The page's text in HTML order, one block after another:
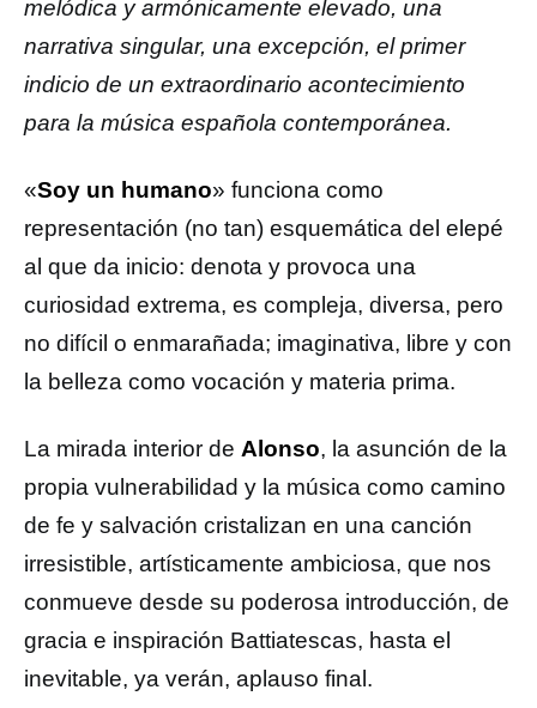
melódica y armónicamente elevado, una
narrativa singular, una excepción, el primer
indicio de un extraordinario acontecimiento
para la música española contemporánea.
«Soy un humano» funciona como
representación (no tan) esquemática del elepé
al que da inicio: denota y provoca una
curiosidad extrema, es compleja, diversa, pero
no difícil o enmarañada; imaginativa, libre y con
la belleza como vocación y materia prima.
La mirada interior de Alonso, la asunción de la
propia vulnerabilidad y la música como camino
de fe y salvación cristalizan en una canción
irresistible, artísticamente ambiciosa, que nos
conmueve desde su poderosa introducción, de
gracia e inspiración Battiatescas, hasta el
inevitable, ya verán, aplauso final.